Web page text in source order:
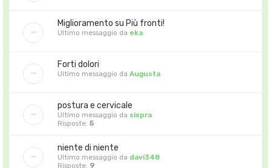
Miglioramento su Più fronti!
Ultimo messaggio da eka
Forti dolori
Ultimo messaggio da Augusta
postura e cervicale
Ultimo messaggio da sixpra
Risposte: 5
niente di niente
Ultimo messaggio da davi348
Risposte: 9